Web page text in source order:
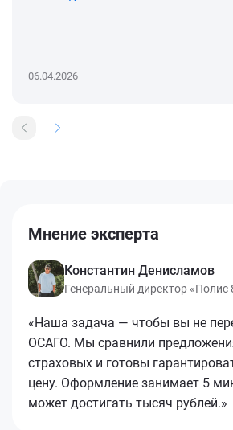
06.04.2026
Мнение эксперта
Константин Денисламов
Генеральный директор «Полис
«Наша задача — чтобы вы не
ОСАГО. Мы сравнили
страховых и готовы
цену. Оформление занимает 5
может достигать тысяч рублей.»